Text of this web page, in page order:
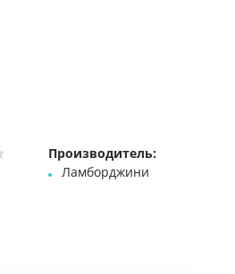
Производитель:
Ламборджини